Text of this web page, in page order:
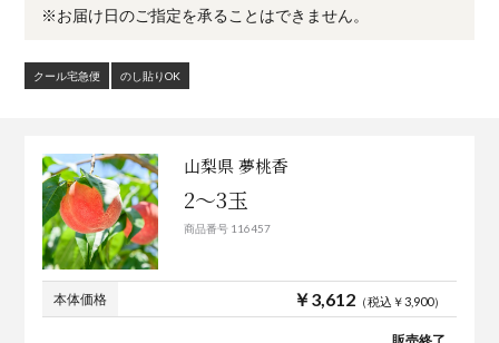
※お届け日のご指定を承ることはできません。
クール宅急便 のし貼りOK
山梨県 夢桃香
2～3玉
商品番号 116457
本体価格 ￥3,612（税込￥3,900）